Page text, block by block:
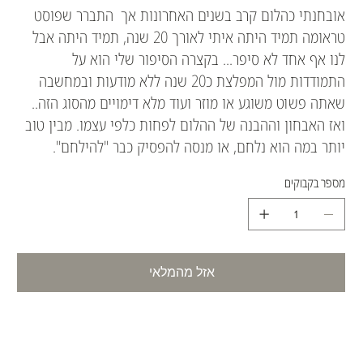
אובחנתי כהלום קרב בשנים האחרונות אך התברר שפוסט
טראומה תמיד היתה איתי לאורך 20 שנה, תמיד היתה אבל
לנו אף אחד לא סיפר... בקצרה הסיפור שלי הוא על
התמודדות מול המפלצת כ20 שנה ללא מודעות ובמחשבה
שאתה פשוט משוגע או מוזר ועוד מלא דימויים מהסוג הזה..
ואז האבחון וההבנה של ההלום לפחות כלפי עצמו. מבין טוב
יותר במה הוא נלחם, או מנסה להפסיק כבר "להילחם".
מספר בקבוקים
אזל מהמלאי